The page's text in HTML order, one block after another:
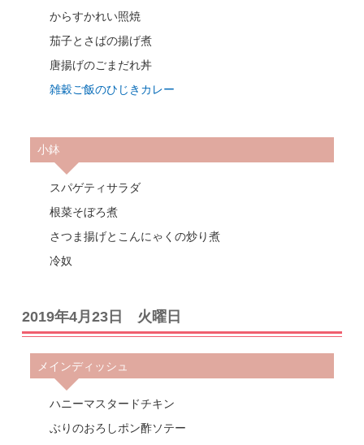
からすかれい照焼
茄子とさばの揚げ煮
唐揚げのごまだれ丼
雑穀ご飯のひじきカレー
小鉢
スパゲティサラダ
根菜そぼろ煮
さつま揚げとこんにゃくの炒り煮
冷奴
2019年4月23日 火曜日
メインディッシュ
ハニーマスタードチキン
ぶりのおろしポン酢ソテー